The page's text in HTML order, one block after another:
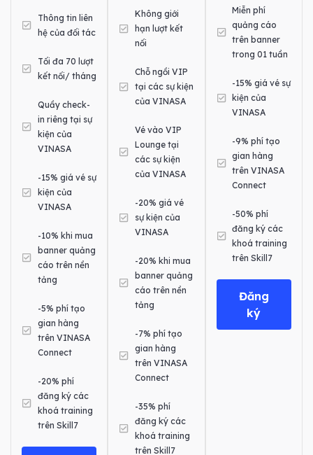
Thông tin liên
hệ của đối tác
Tối đa 70 lượt
kết nối/ tháng
Quầy check-
in riêng tại sự
kiện của
VINASA
-15% giá vé sự
kiện của
VINASA
-10% khi mua
banner quảng
cáo trên nền
tảng
-5% phí tạo
gian hàng
trên VINASA
Connect
-20% phí
đăng ký các
khoá training
trên Skill7
Không giới
hạn lượt kết
nối
Chỗ ngồi VIP
tại các sự kiện
của VINASA
Vé vào VIP
Lounge tại
các sự kiện
của VINASA
-20% giá vé
sự kiện của
VINASA
-20% khi mua
banner quảng
cáo trên nền
tảng
-7% phí tạo
gian hàng
trên VINASA
Connect
-35% phí
đăng ký các
khoá training
trên Skill7
Miễn phí
quảng cáo
trên banner
trong 01 tuần
-15% giá vé sự
kiện của
VINASA
-9% phí tạo
gian hàng
trên VINASA
Connect
-50% phí
đăng ký các
khoá training
trên Skill7
Đăng
ký